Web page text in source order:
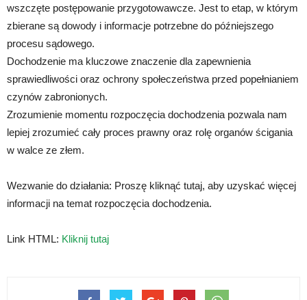
wszczęte postępowanie przygotowawcze. Jest to etap, w którym
zbierane są dowody i informacje potrzebne do późniejszego
procesu sądowego.
Dochodzenie ma kluczowe znaczenie dla zapewnienia
sprawiedliwości oraz ochrony społeczeństwa przed popełnianiem
czynów zabronionych.
Zrozumienie momentu rozpoczęcia dochodzenia pozwala nam
lepiej zrozumieć cały proces prawny oraz rolę organów ścigania
w walce ze złem.
Wezwanie do działania: Proszę kliknąć tutaj, aby uzyskać więcej
informacji na temat rozpoczęcia dochodzenia.
Link HTML: Kliknij tutaj